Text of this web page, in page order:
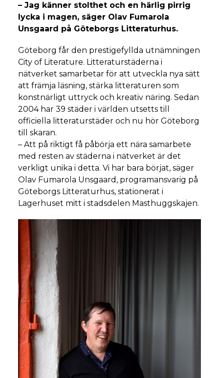
– Jag känner stolthet och en härlig pirrig
lycka i magen, säger Olav Fumarola
Unsgaard på Göteborgs Litteraturhus.
Göteborg får den prestigefyllda utnämningen
City of Literature. Litteraturstäderna i
nätverket samarbetar för att utveckla nya sätt
att främja läsning, stärka litteraturen som
konstnärligt uttryck och kreativ näring. Sedan
2004 har 39 städer i världen utsetts till
officiella litteraturstäder och nu hör Göteborg
till skaran.
– Att på riktigt få påbörja ett nära samarbete
med resten av städerna i nätverket är det
verkligt unika i detta. Vi har bara börjat, säger
Olav Fumarola Unsgaard, programansvarig på
Göteborgs Litteraturhus, stationerat i
Lagerhuset mitt i stadsdelen Masthuggskajen.